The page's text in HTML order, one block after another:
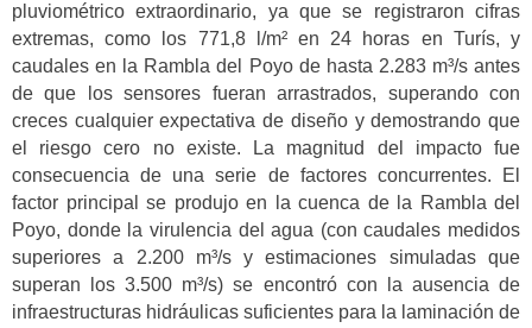
pluviométrico extraordinario, ya que se registraron cifras
extremas, como los 771,8 l/m² en 24 horas en Turís, y
caudales en la Rambla del Poyo de hasta 2.283 m³/s antes
de que los sensores fueran arrastrados, superando con
creces cualquier expectativa de diseño y demostrando que
el riesgo cero no existe. La magnitud del impacto fue
consecuencia de una serie de factores concurrentes. El
factor principal se produjo en la cuenca de la Rambla del
Poyo, donde la virulencia del agua (con caudales medidos
superiores a 2.200 m³/s y estimaciones simuladas que
superan los 3.500 m³/s) se encontró con la ausencia de
infraestructuras hidráulicas suficientes para la laminación de